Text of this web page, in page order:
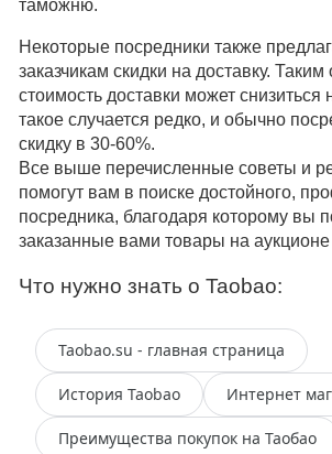
таможню.
Некоторые посредники также
заказчикам скидки на доставку.
стоимость доставки может снизиться
такое случается редко, и обычно
скидку в 30-60%.
Все выше перечисленные советы и
помогут вам в поиске достойного,
посредника, благодаря которому вы
заказанные вами товары на аукционе
Что нужно знать о Taobao:
Taobao.su - главная страница
История Taobao Интернет
Преимущества покупок на Таобао